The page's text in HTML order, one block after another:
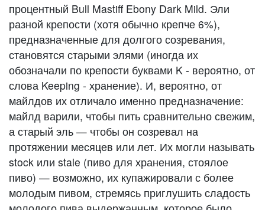
процентный Bull Mastiff Ebony Dark Mild. Эли
разной крепости (хотя обычно крепче 6%),
предназначенные для долгого созревания,
становятся старыми элями (иногда их
обозначали по крепости буквами K - вероятно, от
слова Keeping - хранение). И, вероятно, от
майлдов их отличало именно предназначение:
майлд варили, чтобы пить сравнительно свежим,
а старый эль — чтобы он созревал на
протяжении месяцев или лет. Их могли называть
stock или stale (пиво для хранения, стоялое
пиво) — возможно, их купажировали с более
молодым пивом, стремясь приглушить сладость